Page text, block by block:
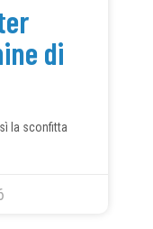
di
la sconfitta